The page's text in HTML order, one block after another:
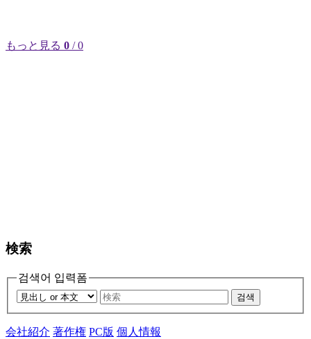
もっと見る 0 / 0
検索
검색어 입력폼
검색
会社紹介 著作権 PC版 個人情報